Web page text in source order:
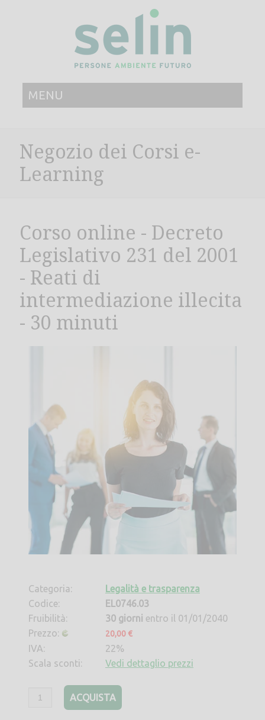
MENU
Negozio dei Corsi e-
Learning
Corso online - Decreto
Legislativo 231 del 2001
- Reati di
intermediazione illecita
- 30 minuti
Categoria:
Legalità e trasparenza
Codice:
EL0746.03
Fruibilità:
30 giorni entro il 01/01/2040
Prezzo:
20,00 €
IVA:
22%
Scala sconti:
Vedi dettaglio prezzi
ACQUISTA